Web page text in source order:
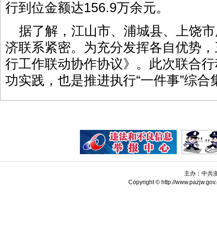
行到位金额达156.9万余元。
据了解，江山市、浦城县、上饶
济联系紧密。为充分发挥各自优势
行工作联动协作协议》。此次联合
功实践，也是推进执行“一件事”综
主办：中共
Copyright © http://